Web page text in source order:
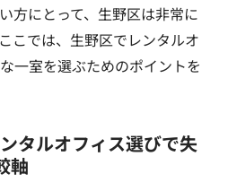
方にとって、生野区は非常に
こでは、生野区でレンタルオ
一室を選ぶためのポイントを
タルオフィス選びで失
軸